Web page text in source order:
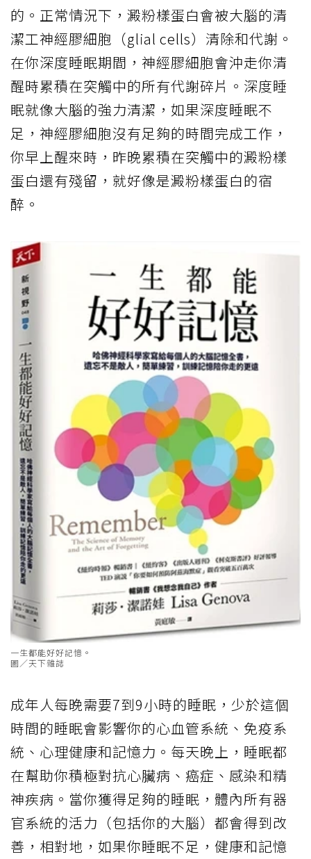
的。正常情況下，澱粉樣蛋白會被大腦的清
潔工神經膠細胞（glial cells）清除和代謝。
在你深度睡眠期間，神經膠細胞會沖走你清
醒時累積在突觸中的所有代謝碎片。深度睡
眠就像大腦的強力清潔，如果深度睡眠不
足，神經膠細胞沒有足夠的時間完成工作，
你早上醒來時，昨晚累積在突觸中的澱粉樣
蛋白還有殘留，就好像是澱粉樣蛋白的宿
醉。
一生都能好好記憶。
圖／天下雜誌
成年人每晚需要7到9小時的睡眠，少於這個
時間的睡眠會影響你的心血管系統、免疫系
統、心理健康和記憶力。每天晚上，睡眠都
在幫助你積極對抗心臟病、癌症、感染和精
神疾病。當你獲得足夠的睡眠，體內所有器
官系統的活力（包括你的大腦）都會得到改
善，相對地，如果你睡眠不足，健康和記憶